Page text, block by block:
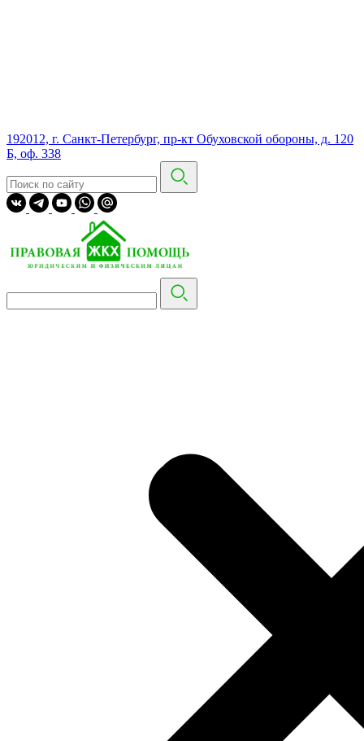
192012, г. Санкт-Петербург, пр-кт Обуховской обороны, д. 120
Б, оф. 338